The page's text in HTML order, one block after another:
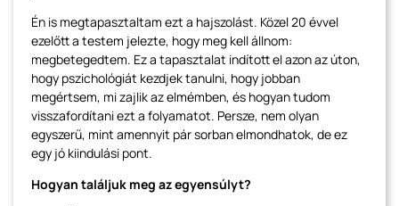
Én is megtapasztaltam ezt a hajszolást. Közel 20 évvel
ezelőtt a testem jelezte, hogy meg kell állnom:
megbetegedtem. Ez a tapasztalat indított el azon az úton,
hogy pszichológiát kezdjek tanulni, hogy jobban
megértsem, mi zajlik az elmémben, és hogyan tudom
visszafordítani ezt a folyamatot. Persze, nem olyan
egyszerű, mint amennyit pár sorban elmondhatok, de ez
egy jó kiindulási pont.
Hogyan találjuk meg az egyensúlyt?